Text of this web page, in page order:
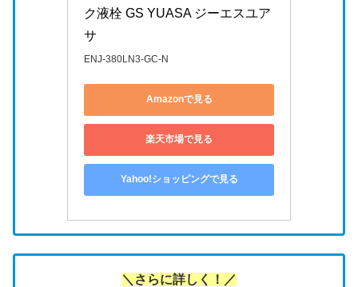
ク液栓 GS YUASA ジーエスユア
サ
ENJ-380LN3-GC-N
Amazonで見る
楽天市場で見る
Yahoo!ショッピングで見る
＼さらに詳しく！／